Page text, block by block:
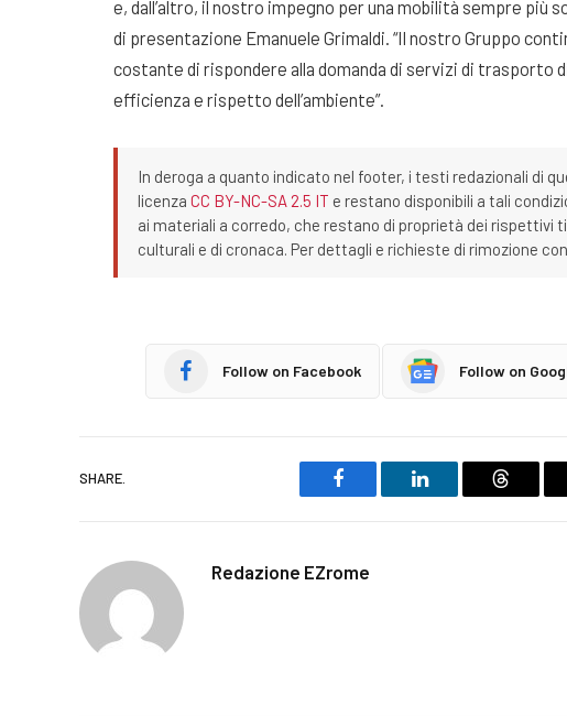
e, dall’altro, il nostro impegno per una mobilità sempre più
di presentazione Emanuele Grimaldi. “Il nostro Gruppo
costante di rispondere alla domanda di servizi di trasporto
efficienza e rispetto dell’ambiente”.
In deroga a quanto indicato nel footer, i testi redazionali di
licenza CC BY-NC-SA 2.5 IT e restano disponibili a tali
ai materiali a corredo, che restano di proprietà dei rispettivi
culturali e di cronaca. Per dettagli e richieste di rimozione
Follow on Facebook Follow on
SHARE.
Facebook LinkedIn Threads
Redazione EZrome